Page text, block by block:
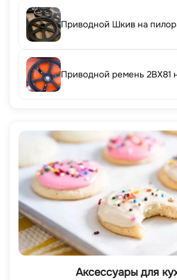
Приводной Шкив на
Приводной ремень 2BX81
Аксессуары для